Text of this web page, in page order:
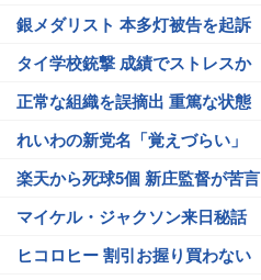
銀メダリスト 本多灯被告を起訴
タイ学校銃撃 成績でストレスか
正常な組織を誤摘出 重篤な状態
れいわの新党名「覚えづらい」
楽天から死球5個 新庄監督が苦言
マイケル・ジャクソン来日秘話
ヒコロヒー 割引お握り買わない